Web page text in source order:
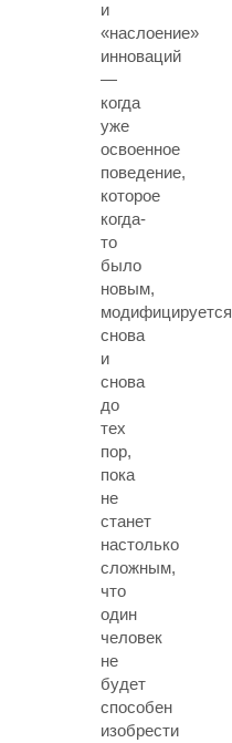
и
«наслоение»
инноваций
—
когда
уже
освоенное
поведение,
которое
когда-
то
было
новым,
модифицируется
снова
и
снова
до
тех
пор,
пока
не
станет
настолько
сложным,
что
один
человек
не
будет
способен
изобрести